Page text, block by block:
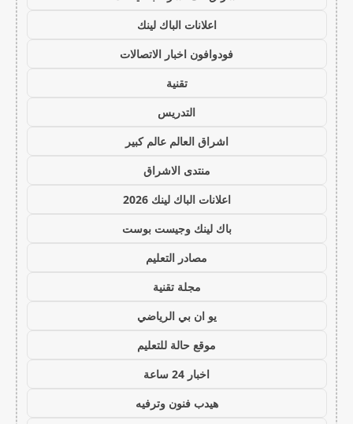
اعلانات الباك لينك
فودوافون اخبار الاتصالات
تقنية
التدريس
اشراق العالم عالم كبير
منتدى الاشراق
اعلانات الباك لينك 2026
باك لينك وجيست بوست
مصادر التعليم
مجلة تقنية
يو ان بي الرياضي
موقع حالة للتعليم
اخبار 24 ساعة
هيدب فنون وترفيه